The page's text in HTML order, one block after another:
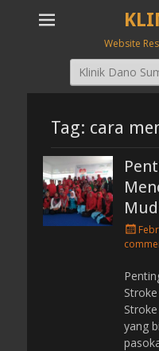
Website
Search
for:
Tag: cara
P
o
t
e
d
o
n
yang